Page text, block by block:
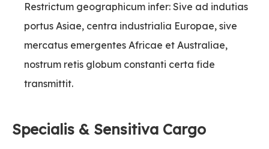
Restrictum geographicum infer: Sive ad indutias
portus Asiae, centra industrialia Europae, sive
mercatus emergentes Africae et Australiae,
nostrum retis globum constanti certa fide
transmittit.
Specialis & Sensitiva Cargo